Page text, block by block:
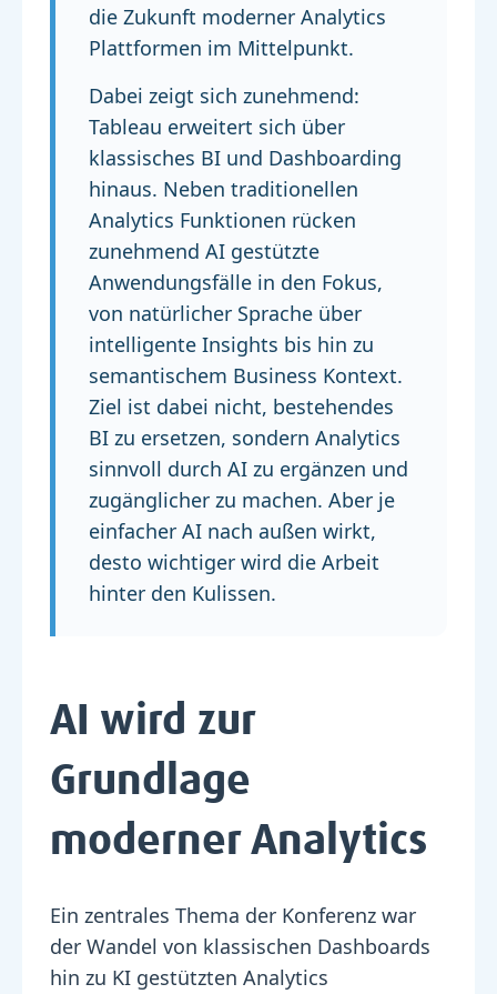
die Zukunft moderner Analytics
Plattformen im Mittelpunkt.
Dabei zeigt sich zunehmend:
Tableau erweitert sich über
klassisches BI und Dashboarding
hinaus. Neben traditionellen
Analytics Funktionen rücken
zunehmend AI gestützte
Anwendungsfälle in den Fokus,
von natürlicher Sprache über
intelligente Insights bis hin zu
semantischem Business Kontext.
Ziel ist dabei nicht, bestehendes
BI zu ersetzen, sondern Analytics
sinnvoll durch AI zu ergänzen und
zugänglicher zu machen. Aber je
einfacher AI nach außen wirkt,
desto wichtiger wird die Arbeit
hinter den Kulissen.
AI wird zur
Grundlage
moderner Analytics
Ein zentrales Thema der Konferenz war
der Wandel von klassischen Dashboards
hin zu KI gestützten Analytics